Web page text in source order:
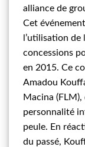
alliance de
Cet
l’utilisation de
concessions
en 2015. Ce
Amadou
Macina (FLM),
personnalité
peule. En
du passé,